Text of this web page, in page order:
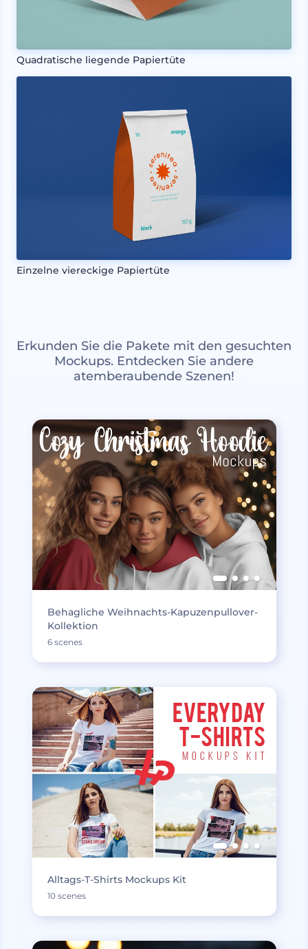
Quadratische liegende Papiertüte
Einzelne viereckige Papiertüte
Erkunden Sie die Pakete mit den gesuchten
Mockups. Entdecken Sie andere
atemberaubende Szenen!
Behagliche Weihnachts-Kapuzenpullover-
Kollektion
6 scenes
Alltags-T-Shirts Mockups Kit
10 scenes